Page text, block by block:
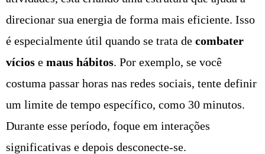
direcionar sua energia de forma mais eficiente. Isso
é especialmente útil quando se trata de combater
vícios e maus hábitos. Por exemplo, se você
costuma passar horas nas redes sociais, tente definir
um limite de tempo específico, como 30 minutos.
Durante esse período, foque em interações
significativas e depois desconecte-se.